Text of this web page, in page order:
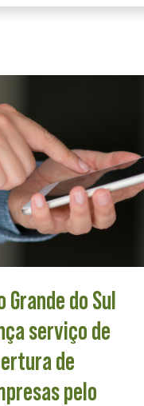
Grande do Sul
serviço de
de
pelo